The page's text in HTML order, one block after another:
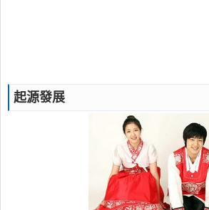
​起源發展